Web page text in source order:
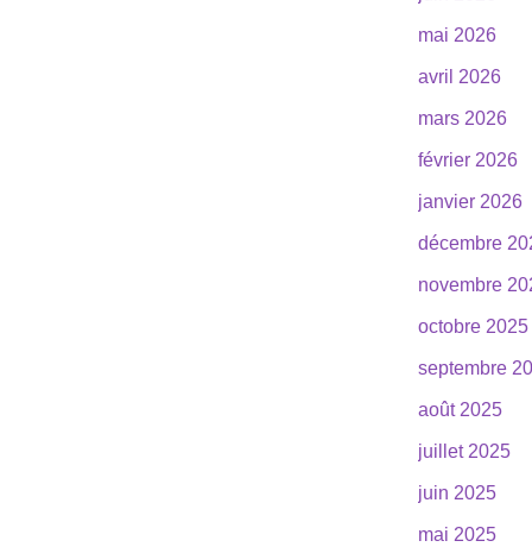
mai 2026
avril 2026
mars 2026
février 2026
janvier 2026
décembre
novembre
octobre 2025
septembre
août 2025
juillet 2025
juin 2025
mai 2025